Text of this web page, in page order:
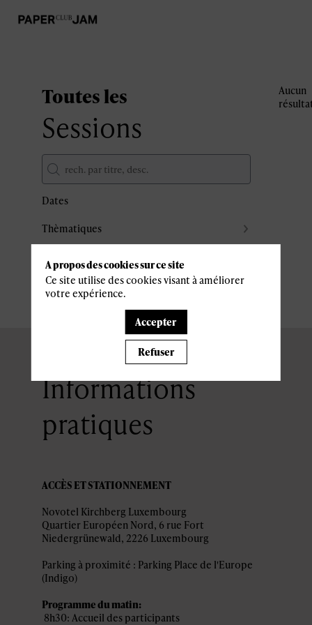
Toutes les
Sessions
Dates
Thèmatiques
Effacer tous les filtres
Aucun
Informations
pratiques
ACCÈS ET STATIONNEMENT
Novotel Kirchberg Luxembourg
Quartier Européen Nord, 6 rue Fort
Niedergrünewald, 2226 Luxembourg
Parking à proximité : Parking Place de l'Europe
(Indigo)
Programme du matin:
8h30: Accueil des participants
A propos des cookies sur ce site
Ce site utilise des cookies visant à améliorer
votre expérience.
Accepter
Refuser